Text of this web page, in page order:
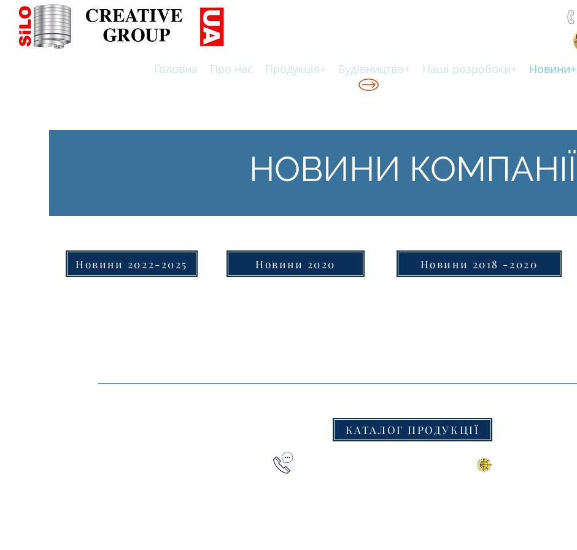
Головна Про нас Продукція+ Будівництво+ Наші розробоки+ Новини+
НОВИНИ КОМПАНІЇ
Новини 2022-2025 Новини 2020 Новини 2018 -2020
КАТАЛОГ ПРОДУКЦІЇ